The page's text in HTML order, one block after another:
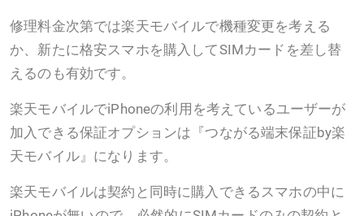
修理料金次第では楽天モバイルで機種変更を考える
か、新たに格安スマホを購入してSIMカードを差し替
えるのも有効です。
楽天モバイルでiPhoneの利用を考えているユーザーが
加入できる保証オプションは『つながる端末保証by楽
天モバイル』になります。
楽天モバイルは契約と同時に購入できるスマホの中に